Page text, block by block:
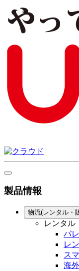
製品情報
物流(レンタル・
レンタル
パ
レ
ス
海